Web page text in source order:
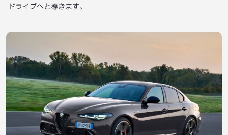
ドライブへと導きます。